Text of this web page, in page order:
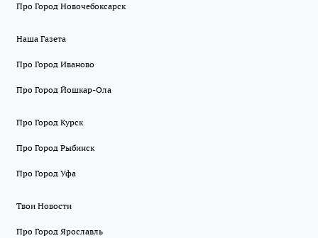
Про Город Новочебоксарск
Наша Газета
Про Город Иваново
Про Город Йошкар-Ола
Про Город Курск
Про Город Рыбинск
Про Город Уфа
Твои Новости
Про Город Ярославль